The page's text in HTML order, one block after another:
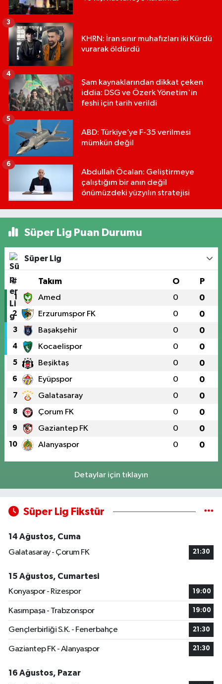
KHRN: İran sınır muhafızları iki Kürdü
vurarak öldürdü
3
Şam kaynaklarından dikkat çeken
iddia: DSG ve Özerk Yönetim'in
feshi için tarih verildi
4
ABD: Türkiye’ye F-35 verilmesi
mümkün değil
5
Abdullah Öcalan: Geliştirmeye
çalıştığım bir anın değil
önümüzdeki yüzyılın stratejisi
6
Süper Lig Puan Durumu
Süper Lig
# Takım O P
1 Amed 0 0
2 Erzurumspor FK 0 0
3 Başakşehir 0 0
4 Kocaelispor 0 0
5 Beşiktaş 0 0
6 Eyüpspor 0 0
7 Galatasaray 0 0
8 Çorum FK 0 0
9 Gaziantep FK 0 0
10 Alanyaspor 0 0
Detaylar için tıklayın
Süper Lig Fikstür
14 Ağustos, Cuma
Galatasaray - Çorum FK
21:30
15 Ağustos, Cumartesi
Konyaspor - Rizespor
19:00
Kasımpaşa - Trabzonspor 19:00
Gençlerbirliği S.K. - Fenerbahçe 21:30
Gaziantep FK - Alanyaspor 21:30
16 Ağustos, Pazar